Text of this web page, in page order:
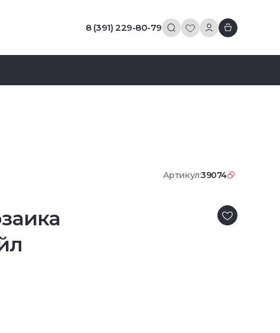
8 (391) 229-80-79
Артикул:39074